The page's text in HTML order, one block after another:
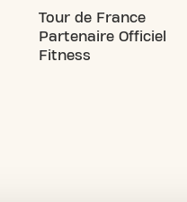
Tour de France
Partenaire Officiel
Fitness